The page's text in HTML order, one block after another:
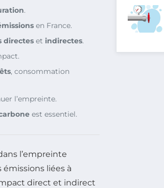
.
en France.
directes et indirectes.
, consommation
l’empreinte.
est essentiel.
l’empreinte
émissions liées à
direct et indirect